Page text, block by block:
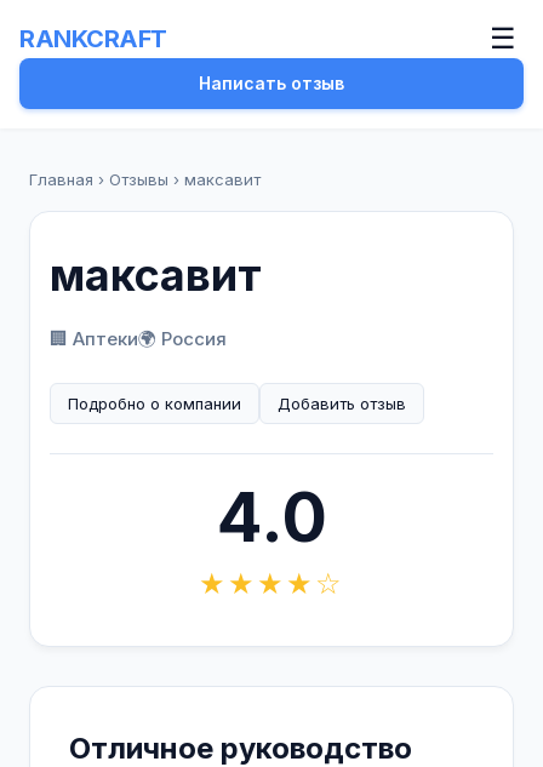
RANKCRAFT ☰
Написать отзыв
Главная › Отзывы › максавит
максавит
🏢 Аптеки🌍 Россия
Подробно о компании Добавить отзыв
4.0
★★★★☆
Отличное руководство